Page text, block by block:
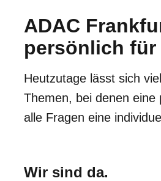
ADAC
persönlich für
Heutzutage lässt sich
Themen, bei denen eine
alle Fragen eine
Wir sind da.